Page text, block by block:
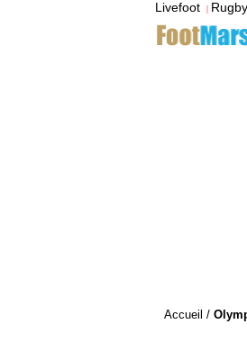
Livefoot | Rugby
Accueil /